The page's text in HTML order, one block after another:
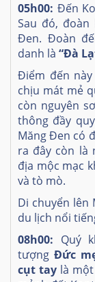
05h00: Đến
Sau đó,
Đen. Đoàn
danh là “Đà
Điểm đến
chịu mát mẻ
còn nguyên
thông đầy
Măng Đen có
ra đây còn là
địa mộc mạc
và tò mò.
Di chuyển lên
du lịch nổi
08h00: Quý
tượng Đức
cụt tay là